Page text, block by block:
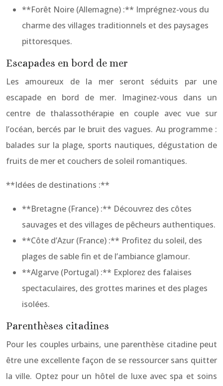
**Forêt Noire (Allemagne) :** Imprégnez-vous du
charme des villages traditionnels et des paysages
pittoresques.
Escapades en bord de mer
Les amoureux de la mer seront séduits par une
escapade en bord de mer. Imaginez-vous dans un
centre de thalassothérapie en couple avec vue sur
l’océan, bercés par le bruit des vagues. Au programme :
balades sur la plage, sports nautiques, dégustation de
fruits de mer et couchers de soleil romantiques.
**Idées de destinations :**
**Bretagne (France) :** Découvrez des côtes
sauvages et des villages de pêcheurs authentiques.
**Côte d’Azur (France) :** Profitez du soleil, des
plages de sable fin et de l’ambiance glamour.
**Algarve (Portugal) :** Explorez des falaises
spectaculaires, des grottes marines et des plages
isolées.
Parenthèses citadines
Pour les couples urbains, une parenthèse citadine peut
être une excellente façon de se ressourcer sans quitter
la ville. Optez pour un hôtel de luxe avec spa et soins